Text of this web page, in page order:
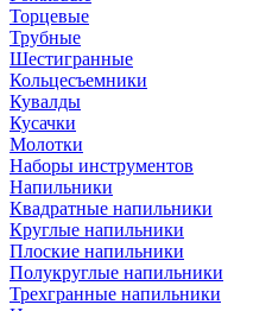
Торцевые
Трубные
Шестигранные
Кольцесъемники
Кувалды
Кусачки
Молотки
Наборы инструментов
Напильники
Квадратные напильники
Круглые напильники
Плоские напильники
Полукруглые напильники
Трехгранные напильники